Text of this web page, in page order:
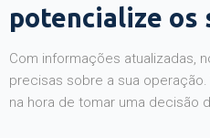
potencialize os
Com informações atualizadas,
precisas sobre a sua
na hora de tomar uma decisão